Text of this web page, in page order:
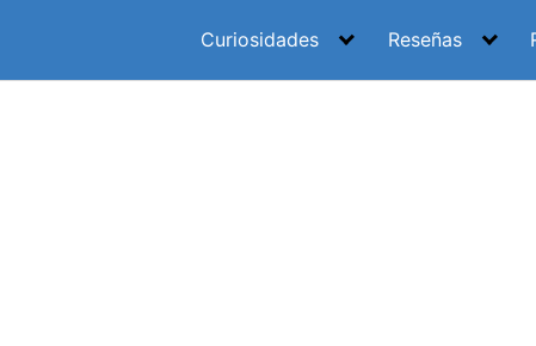
Curiosidades Reseñas